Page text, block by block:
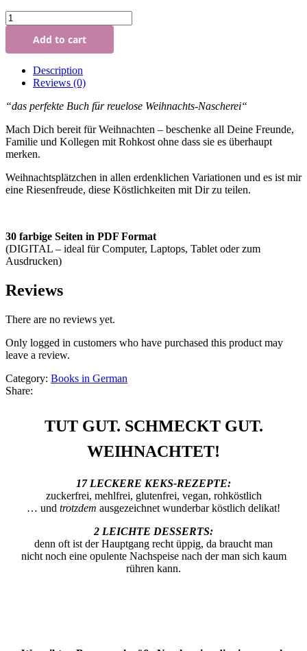
TUT
GUT.
SCHMECKT
GUT.
WEIHNACHTET!
(German
Edition)
quantity
Add to cart
Description
Reviews (0)
“das perfekte Buch für reuelose Weihnachts-Nascherei“
Mach Dich bereit für Weihnachten – beschenke all Deine Freunde,
Familie und Kollegen mit Rohkost ohne dass sie es überhaupt
merken.
Weihnachtsplätzchen in allen erdenklichen Variationen und es ist mir
eine Riesenfreude, diese Köstlichkeiten mit Dir zu teilen.
30 farbige Seiten in PDF Format
(DIGITAL – ideal für Computer, Laptops, Tablet oder zum
Ausdrucken)
Reviews
There are no reviews yet.
Only logged in customers who have purchased this product may
leave a review.
Category: Books in German
Share:
TUT GUT. SCHMECKT GUT.
WEIHNACHTET!
17 LECKERE KEKS-REZEPTE:
zuckerfrei, mehlfrei, glutenfrei, vegan, rohköstlich
… und trotzdem ausgezeichnet wunderbar köstlich delikat!
2 LEICHTE DESSERTS:
denn oft ist der Hauptgang recht üppig, da braucht man
nicht noch eine opulente Nachspeise nach der man sich kaum
rühren kann.